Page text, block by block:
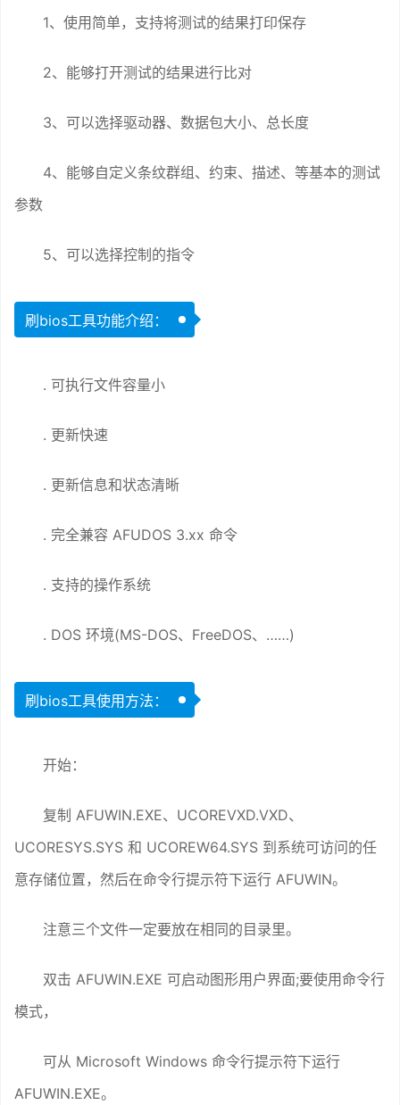
1、使用简单，支持将测试的结果打印保存
2、能够打开测试的结果进行比对
3、可以选择驱动器、数据包大小、总长度
4、能够自定义条纹群组、约束、描述、等基本的测试
参数
5、可以选择控制的指令
刷bios工具功能介绍：
. 可执行文件容量小
. 更新快速
. 更新信息和状态清晰
. 完全兼容 AFUDOS 3.xx 命令
. 支持的操作系统
. DOS 环境(MS-DOS、FreeDOS、……)
刷bios工具使用方法：
开始：
复制 AFUWIN.EXE、UCOREVXD.VXD、
UCORESYS.SYS 和 UCOREW64.SYS 到系统可访问的任
意存储位置，然后在命令行提示符下运行 AFUWIN。
注意三个文件一定要放在相同的目录里。
双击 AFUWIN.EXE 可启动图形用户界面;要使用命令行
模式，
可从 Microsoft Windows 命令行提示符下运行
AFUWIN.EXE。